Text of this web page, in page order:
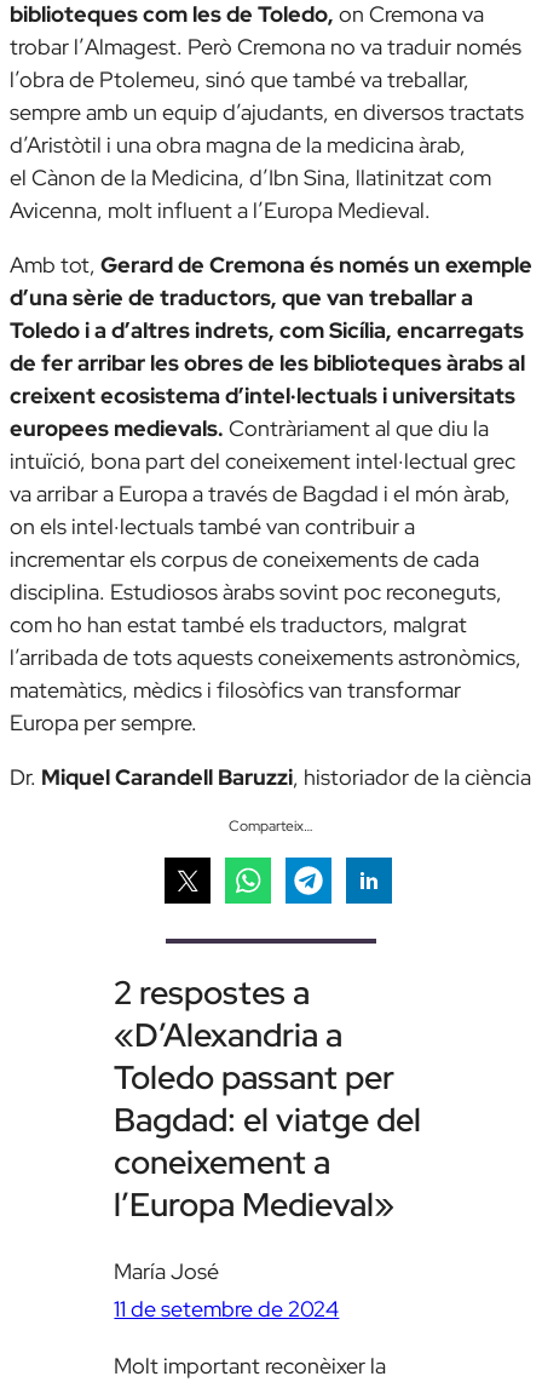
biblioteques com les de Toledo, on Cremona va
trobar l’Almagest. Però Cremona no va traduir només
l’obra de Ptolemeu, sinó que també va treballar,
sempre amb un equip d’ajudants, en diversos tractats
d’Aristòtil i una obra magna de la medicina àrab,
el Cànon de la Medicina, d’Ibn Sina, llatinitzat com
Avicenna, molt influent a l’Europa Medieval.
Amb tot, Gerard de Cremona és només un exemple
d’una sèrie de traductors, que van treballar a
Toledo i a d’altres indrets, com Sicília, encarregats
de fer arribar les obres de les biblioteques àrabs al
creixent ecosistema d’intel·lectuals i universitats
europees medievals. Contràriament al que diu la
intuïció, bona part del coneixement intel·lectual grec
va arribar a Europa a través de Bagdad i el món àrab,
on els intel·lectuals també van contribuir a
incrementar els corpus de coneixements de cada
disciplina. Estudiosos àrabs sovint poc reconeguts,
com ho han estat també els traductors, malgrat
l’arribada de tots aquests coneixements astronòmics,
matemàtics, mèdics i filosòfics van transformar
Europa per sempre.
Dr. Miquel Carandell Baruzzi, historiador de la ciència
Comparteix…
2 respostes a
«D’Alexandria a
Toledo passant per
Bagdad: el viatge del
coneixement a
l’Europa Medieval»
María José
11 de setembre de 2024
Molt important reconèixer la